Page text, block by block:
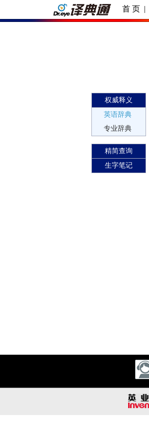
首 页 |
权威释义
英语辞典
专业辞典
精简查询
生字笔记